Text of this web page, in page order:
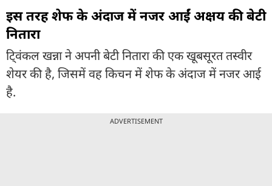
इस तरह शेफ के अंदाज में नजर आईं अक्षय की बेटी
नितारा
टि्वंकल खन्ना ने अपनी बेटी नितारा की एक खूबसूरत तस्वीर
शेयर की है, जिसमें वह किचन में शेफ के अंदाज में नजर आई
है.
ADVERTISEMENT